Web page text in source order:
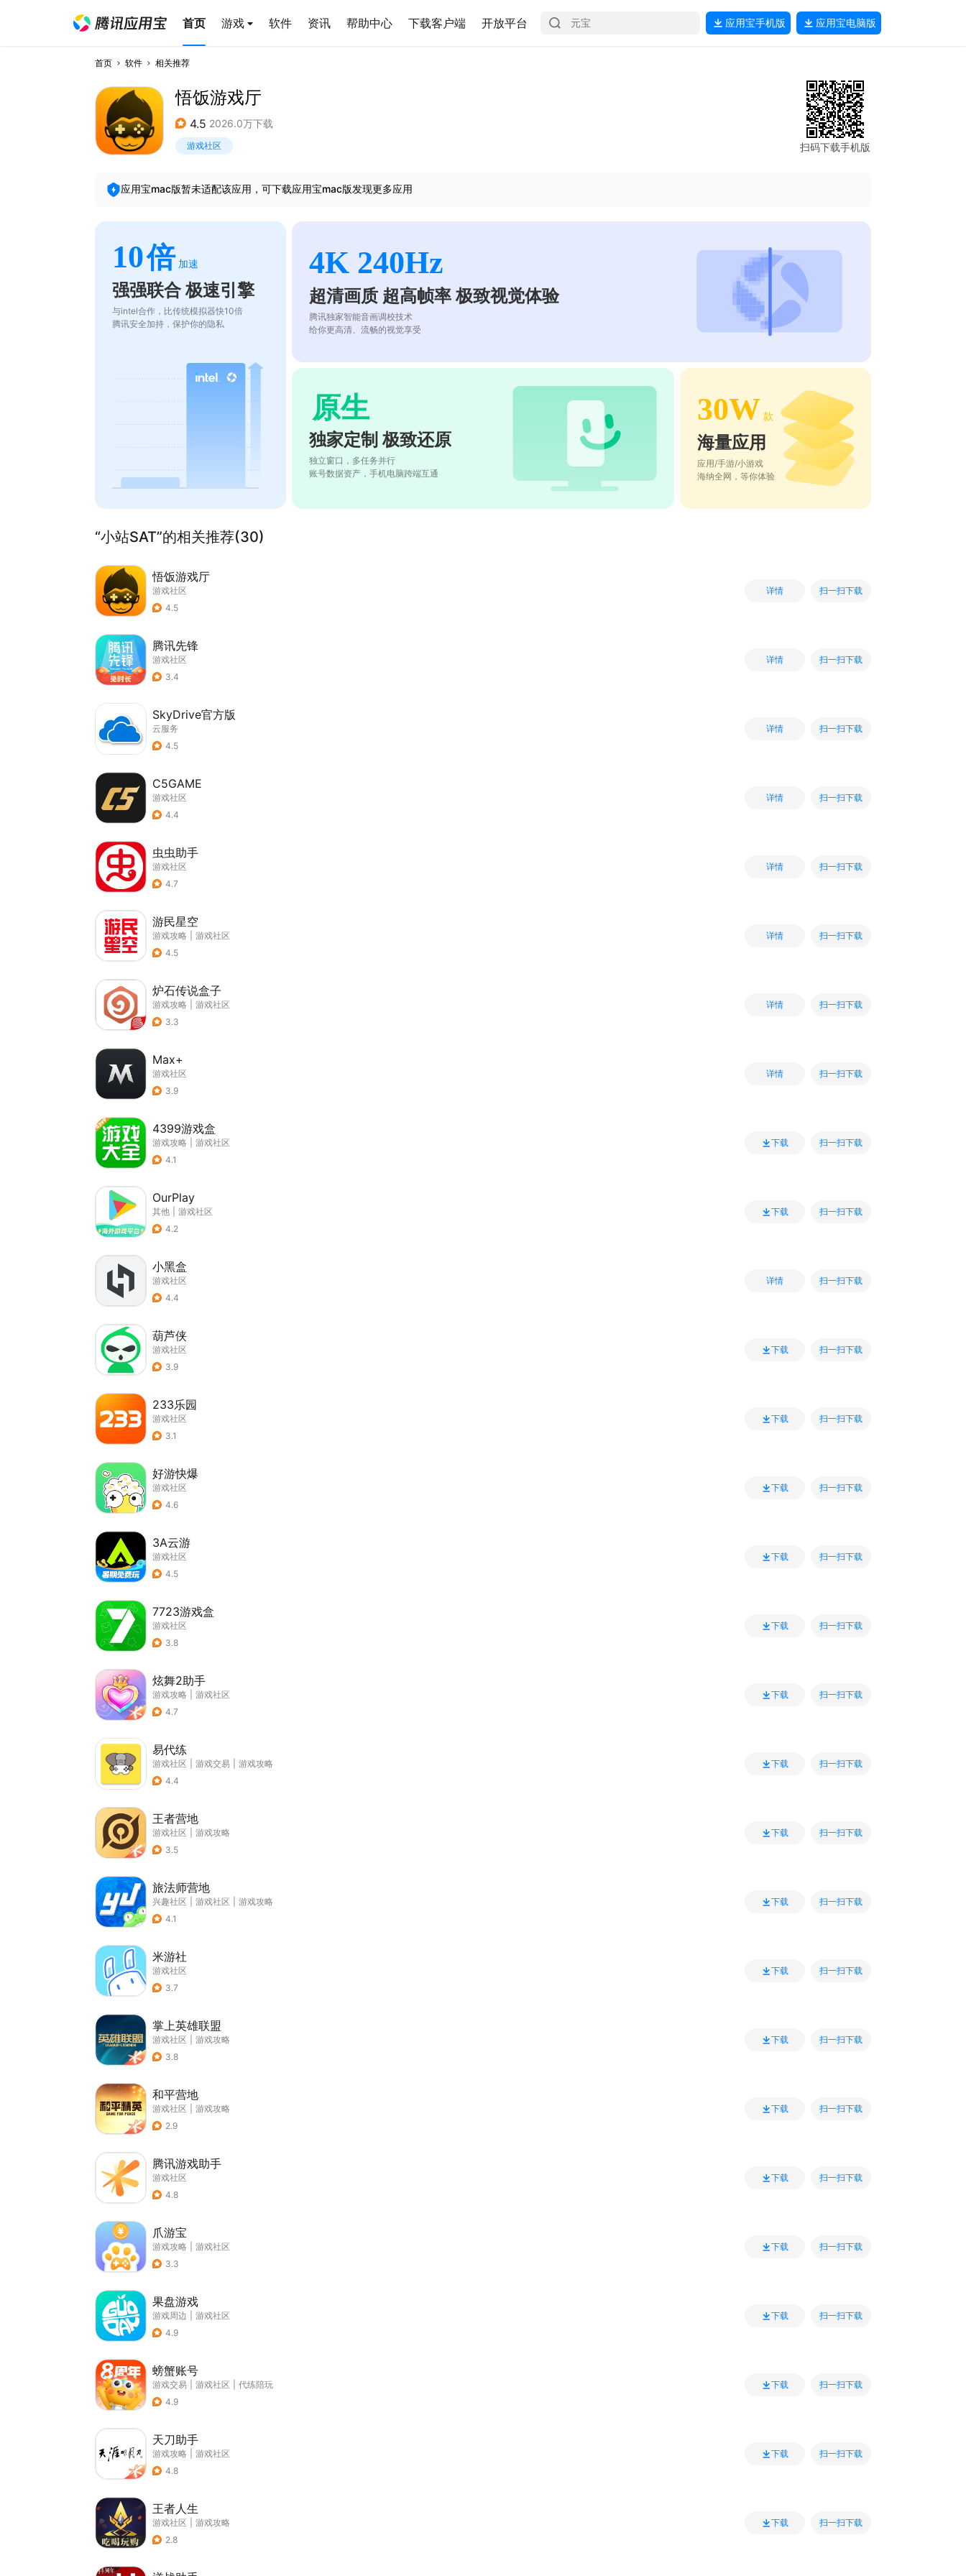
首页 游戏 软件 资讯 帮助中心 下载客户端 开放平台 应用宝手机版 应用宝电脑版
首页 软件 相关推荐
悟饭游戏厅
4.5 2026.0万下载
游戏社区 扫码下载手机版
应用宝mac版暂未适配该应用，可下载应用宝mac版发现更多应用
10倍 加速
强强联合 极速引擎
与intel合作，比传统模拟器快10倍
腾讯安全加持，保护你的隐私
4K 240Hz
超清画质 超高帧率 极致视觉体验
腾讯独家智能音画调校技术
给你更高清、流畅的视觉享受
原生
独家定制 极致还原
独立窗口，多任务并行
账号数据资产，手机电脑跨端互通
30W 款
海量应用
应用/手游/小游戏
海纳全网，等你体验
“小站SAT”的相关推荐(30)
悟饭游戏厅
游戏社区
4.5
详情 扫一扫下载
腾讯先锋
游戏社区
3.4
详情 扫一扫下载
SkyDrive官方版
云服务
4.5
详情 扫一扫下载
C5GAME
游戏社区
4.4
详情 扫一扫下载
虫虫助手
游戏社区
4.7
详情 扫一扫下载
游民星空
游戏攻略
游戏社区
4.5
详情 扫一扫下载
炉石传说盒子
游戏攻略
游戏社区
3.3
详情 扫一扫下载
Max+
游戏社区
3.9
详情 扫一扫下载
4399游戏盒
游戏攻略
游戏社区
4.1
下载 扫一扫下载
OurPlay
其他
游戏社区
4.2
下载 扫一扫下载
小黑盒
游戏社区
4.4
详情 扫一扫下载
葫芦侠
游戏社区
3.9
下载 扫一扫下载
233乐园
游戏社区
3.1
下载 扫一扫下载
好游快爆
游戏社区
4.6
下载 扫一扫下载
3A云游
游戏社区
4.5
下载 扫一扫下载
7723游戏盒
游戏社区
3.8
下载 扫一扫下载
炫舞2助手
游戏攻略
游戏社区
4.7
下载 扫一扫下载
易代练
游戏社区 游戏交易
游戏攻略
4.4
下载 扫一扫下载
王者营地
游戏社区
游戏攻略
3.5
下载 扫一扫下载
旅法师营地
兴趣社区 游戏社区
游戏攻略
4.1
下载 扫一扫下载
米游社
游戏社区
3.7
下载 扫一扫下载
掌上英雄联盟
游戏社区
游戏攻略
3.8
下载 扫一扫下载
和平营地
游戏社区
游戏攻略
2.9
下载 扫一扫下载
腾讯游戏助手
游戏社区
4.8
下载 扫一扫下载
爪游宝
游戏攻略
游戏社区
3.3
下载 扫一扫下载
果盘游戏
游戏周边
游戏社区
4.9
下载 扫一扫下载
螃蟹账号
游戏交易 游戏社区
代练陪玩
4.9
下载 扫一扫下载
天刀助手
游戏攻略
游戏社区
4.8
下载 扫一扫下载
王者人生
游戏社区
游戏攻略
2.8
下载 扫一扫下载